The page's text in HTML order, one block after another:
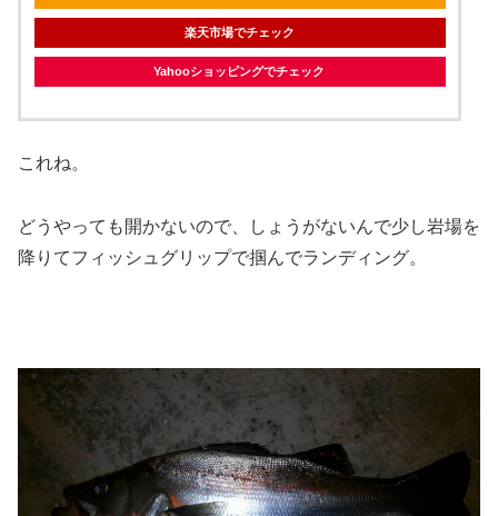
楽天市場でチェック
Yahooショッピングでチェック
これね。
どうやっても開かないので、しょうがないんで少し岩場を
降りてフィッシュグリップで掴んでランディング。